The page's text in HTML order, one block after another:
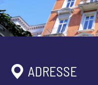
ADRESSE